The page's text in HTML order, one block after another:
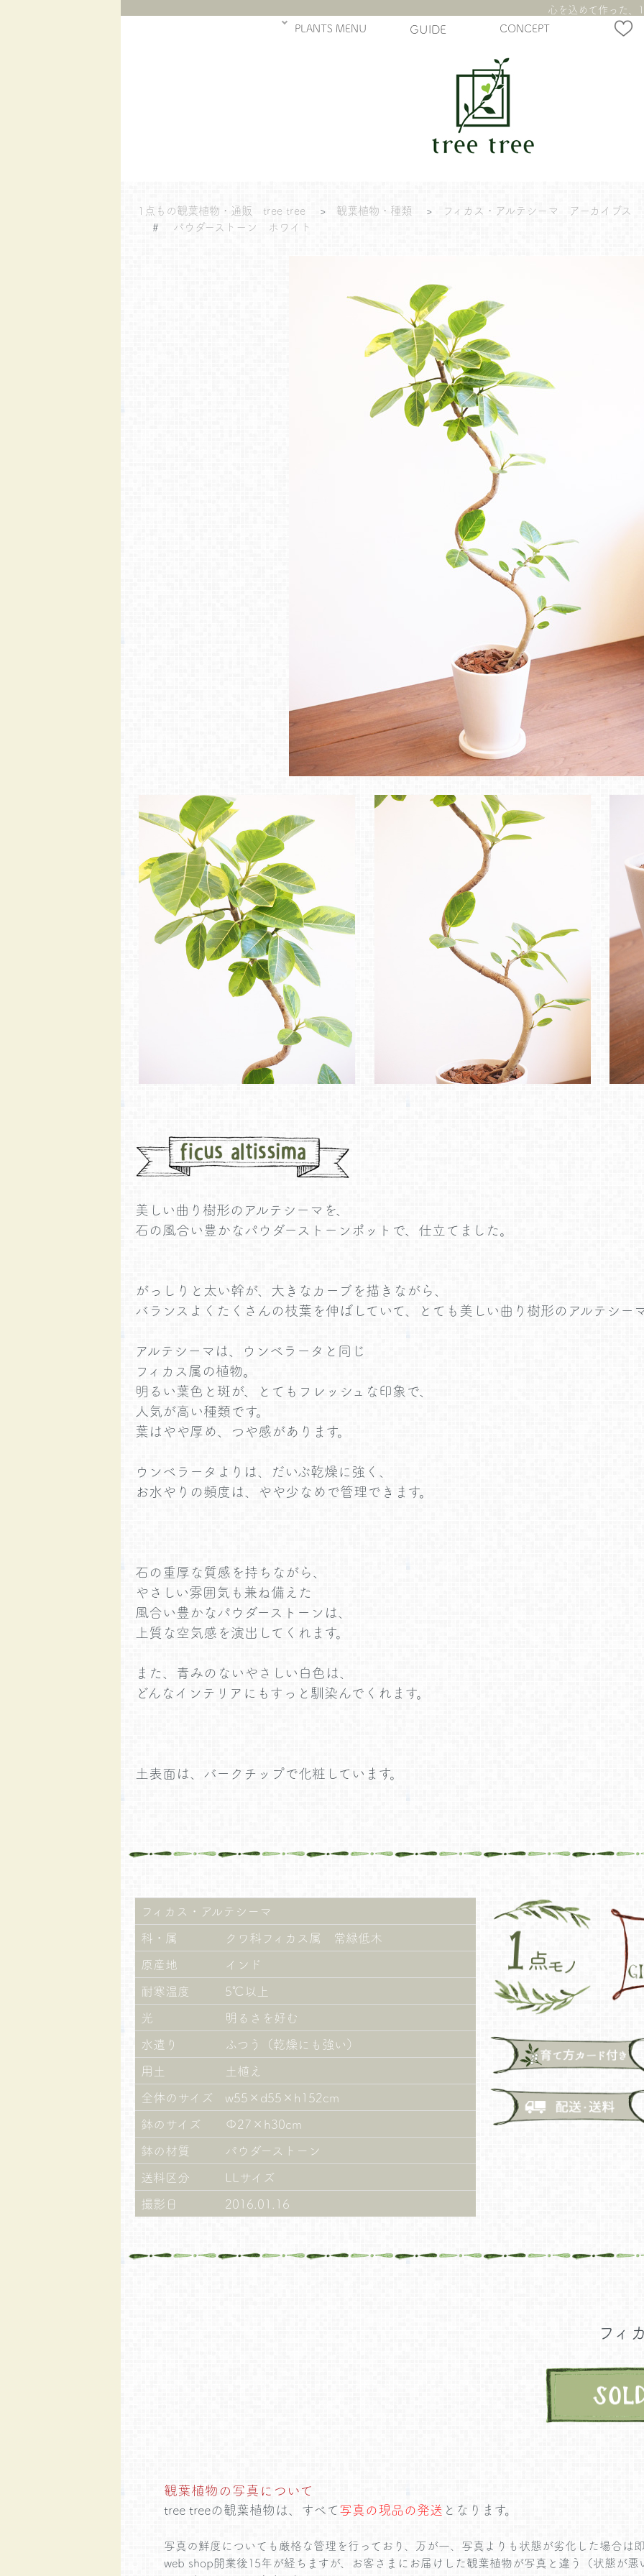
PLANTS MENU GUIDE CONCEPT
心を込めて作った、
1点もの観葉植物・通販 tree tree > 観葉植物・種類 >
フィカス・アルテシーマ アーカイブス
#
パウダーストーン ホワイト
美しい曲り樹形のアルテシーマを、
石の風合い豊かなパウダーストーンポットで、仕立てました。
がっしりと太い幹が、大きなカーブを描きながら、
バランスよくたくさんの枝葉を伸ばしていて、とても美しい曲り樹形のアルテシー
アルテシーマは、ウンベラータと同じ
フィカス属の植物。
明るい葉色と斑が、とてもフレッシュな印象で、
人気が高い種類です。
葉はやや厚め、つや感があります。
ウンベラータよりは、だいぶ乾燥に強く、
お水やりの頻度は、やや少なめで管理できます。
石の重厚な質感を持ちながら、
やさしい雰囲気も兼ね備えた
風合い豊かなパウダーストーンは、
上質な空気感を演出してくれます。
また、青みのないやさしい白色は、
どんなインテリアにもすっと馴染んでくれます。
土表面は、バークチップで化粧しています。
フィカス・アルテシーマ
科・属
クワ科フィカス属 常緑低木
原産地
インド
耐寒温度
5℃以上
光
明るさを好む
水遣り
ふつう（乾燥にも強い）
用土
土植え
全体のサイズ
w55×d55×h152cm
鉢のサイズ
Φ27×h30cm
鉢の材質
パウダーストーン
送料区分
LLサイズ
撮影日
2016.01.16
フィ
観葉植物の写真について
tree treeの観葉植物は、すべて写真の現品の発送 となります。
写真の鮮度についても厳格な管理を行っており、万が一、写真よりも状態が劣化した場合は
web shop開業後15年が経ちますが、お客さまにお届けした観葉植物が写真と違う（状態が